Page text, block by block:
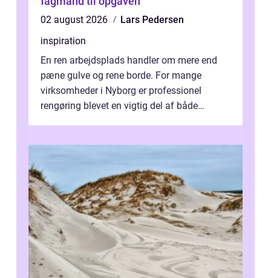
02 august 2026
Lars Pedersen
inspiration
En ren arbejdsplads handler om mere end
pæne gulve og rene borde. For mange
virksomheder i Nyborg er professionel
rengøring blevet en vigtig del af både